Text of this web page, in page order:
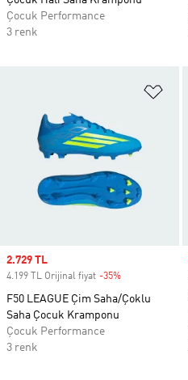
Çocuk Performance
3 renk
Sale price
2.729 TL
4.199 TL Orijinal fiyat -35%
F50 LEAGUE Çim Saha/Çoklu
Saha Çocuk Kramponu
Çocuk Performance
3 renk